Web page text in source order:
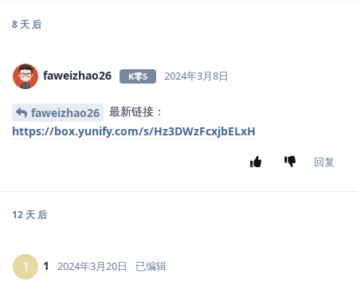
8 天 后
faweizhao26 K零S 2024年3月8日
faweizhao26
最新链接：
https://box.yunify.com/s/Hz3DWzFcxjbELxH
回复
12 天 后
1 1 2024年3月20日 已编辑